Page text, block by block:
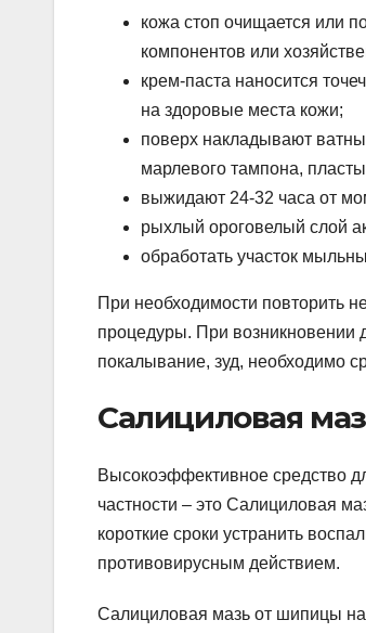
кожа стоп очищается или
компонентов или
крем-паста наносится
на здоровые места кожи;
поверх накладывают
марлевого тампона,
выжидают 24-32 часа от
рыхлый ороговелый слой
обработать участок
При необходимости повторить
процедуры. При
покалывание, зуд, необходимо
Салициловая
Высокоэффективное средство
частности – это Салициловая
короткие сроки устранить
противовирусным действием.
Салициловая мазь от шипицы